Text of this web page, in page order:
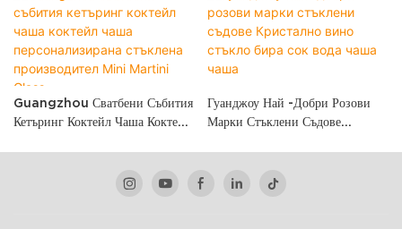
Guangzhou Сватбени Събития
Кетъринг Коктейл Чаша Коктейл
Гуанджоу Най -добри Розови
Марки Стъклени Съдове